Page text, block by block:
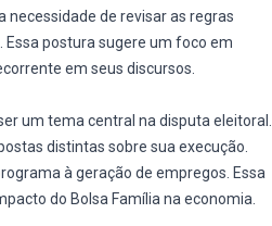
necessidade de revisar as regras
postura sugere um foco em
em seus discursos.
um tema central na disputa eleitoral.
distintas sobre sua execução.
à geração de empregos. Essa
do Bolsa Família na economia.